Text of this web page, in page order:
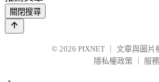
關閉搜尋
© 2026 PIXNET
文章與圖片
隱私權政策
服